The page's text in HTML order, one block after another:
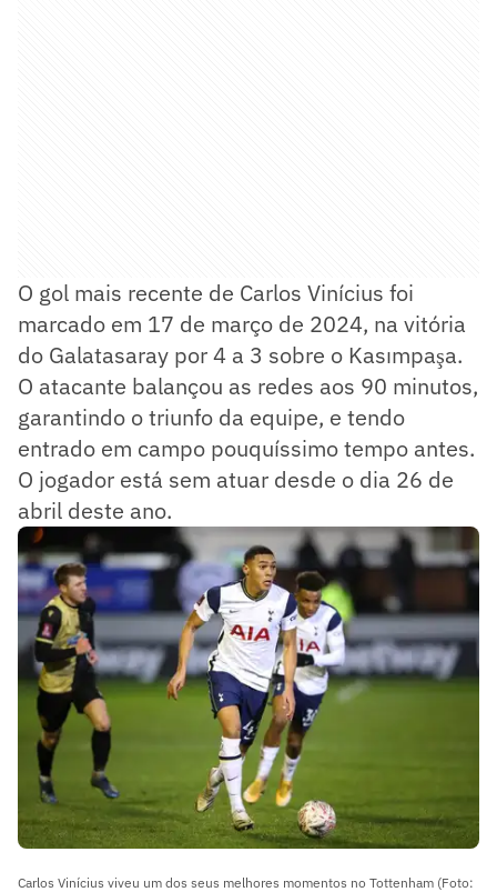
O gol mais recente de Carlos Vinícius foi
marcado em 17 de março de 2024, na vitória
do Galatasaray por 4 a 3 sobre o Kasımpaşa.
O atacante balançou as redes aos 90 minutos,
garantindo o triunfo da equipe, e tendo
entrado em campo pouquíssimo tempo antes.
O jogador está sem atuar desde o dia 26 de
abril deste ano.
Carlos Vinícius viveu um dos seus melhores momentos no Tottenham (Foto: